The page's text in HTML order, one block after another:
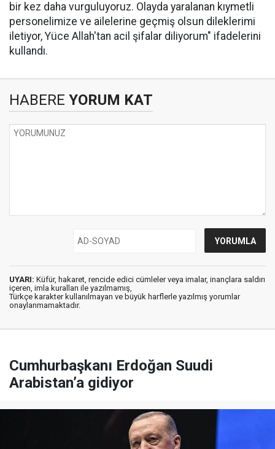
bir kez daha vurguluyoruz. Olayda yaralanan kıymetli
personelimize ve ailelerine geçmiş olsun dileklerimi
iletiyor, Yüce Allah'tan acil şifalar diliyorum" ifadelerini
kullandı.
HABERE YORUM KAT
UYARI: Küfür, hakaret, rencide edici cümleler veya imalar, inançlara saldırı
içeren, imla kuralları ile yazılmamış,
Türkçe karakter kullanılmayan ve büyük harflerle yazılmış yorumlar
onaylanmamaktadır.
Cumhurbaşkanı Erdoğan Suudi
Arabistan’a gidiyor